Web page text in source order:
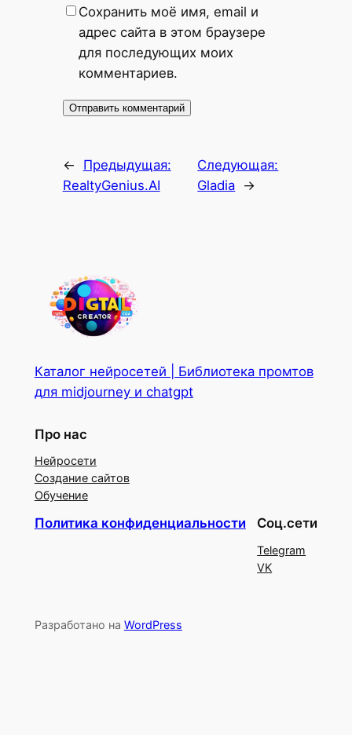
Сохранить моё имя, email и
адрес сайта в этом браузере
для последующих моих
комментариев.
←
Предыдущая:
RealtyGenius.AI
Следующая:
Gladia →
Каталог нейросетей | Библиотека промтов
для midjourney и chatgpt
Про нас
Нейросети
Создание сайтов
Обучение
Политика конфиденциальности Соц.сети
Telegram
VK
Разработано на WordPress